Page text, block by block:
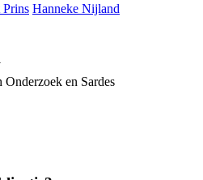
Hanneke Nijland
en Sardes